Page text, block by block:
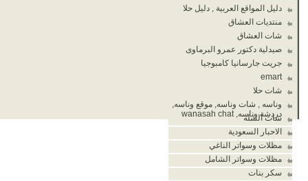
دليل المواقع العربية , دليل حلا
منتديات العشاق
شات العشاق
صيدلية دكتور عمرو البرماوى
جريت جارسانيا كامبوجيا
emart
شات حلا
وناسه , شات وناسه, موقع وناسه,
دردشة وناسه, wanasah chat
شات الشله
الاحبار السعودية
مظلات وسواتر الناغي
مظلات وسواتر الشامل
سكر بنات